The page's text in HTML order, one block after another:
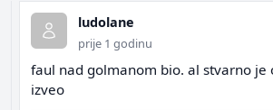
ludolane
prije 1 godinu
faul nad golmanom bio. al stvarno je
izveo